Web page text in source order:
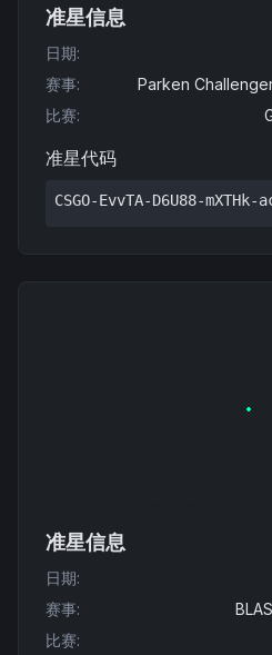
准星信息
日期:
赛事:
Parken
比赛:
准星代码
CSGO-EvvTA-D6U88-mXTHk-
准星信息
日期:
赛事:
比赛: